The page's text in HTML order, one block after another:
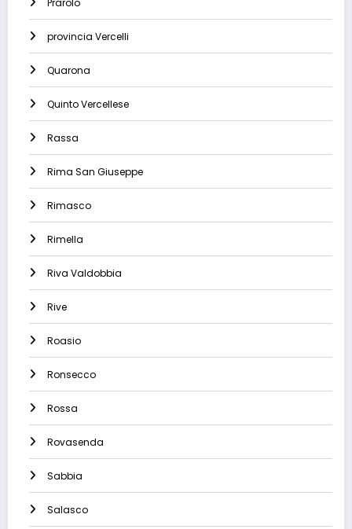
provincia Vercelli
Quarona
Quinto Vercellese
Rassa
Rima San Giuseppe
Rimasco
Rimella
Riva Valdobbia
Rive
Roasio
Ronsecco
Rossa
Rovasenda
Sabbia
Salasco